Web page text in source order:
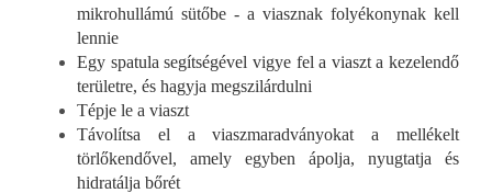
mikrohullámú sütőbe - a viasznak folyékonynak kell
lennie
Egy spatula segítségével vigye fel a viaszt a kezelendő
területre, és hagyja megszilárdulni
Tépje le a viaszt
Távolítsa el a viaszmaradványokat a mellékelt
törlőkendővel, amely egyben ápolja, nyugtatja és
hidratálja bőrét